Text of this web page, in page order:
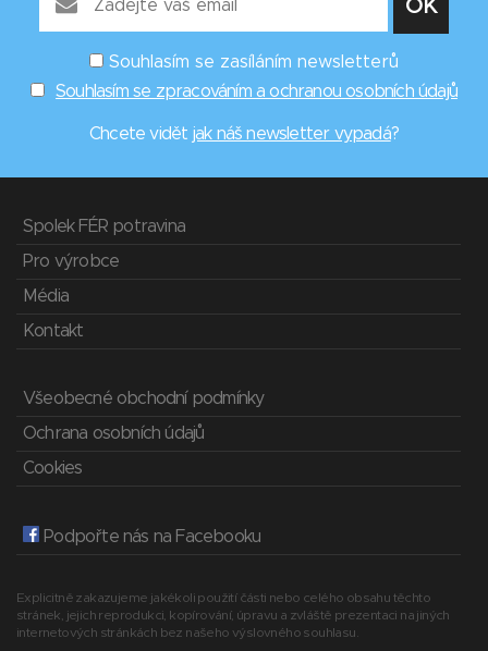
Souhlasím se zasíláním newsletterů
Souhlasím se zpracováním a ochranou osobních údajů
Chcete vidět jak náš newsletter vypadá?
Spolek FÉR potravina
Pro výrobce
Média
Kontakt
Všeobecné obchodní podmínky
Ochrana osobních údajů
Cookies
Podpořte nás na Facebooku
Explicitně zakazujeme jakékoli použití části nebo celého obsahu těchto
stránek, jejich reprodukci, kopírování, úpravu a zvláště prezentaci na jiných
internetových stránkách bez našeho výslovného souhlasu.